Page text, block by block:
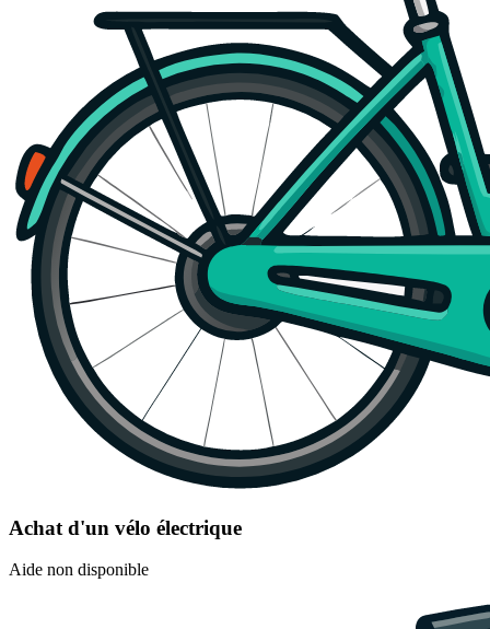
Achat d'un vélo électrique
Aide non disponible